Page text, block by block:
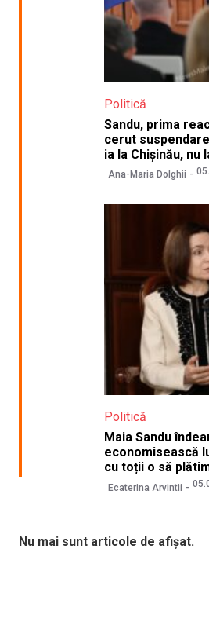
Politică
Sandu, prima
cerut
ia la Chișinău, nu
Ana-Maria Dolghii
Politică
Maia Sandu
economisească
cu toții o să
Ecaterina Arvintii
Nu mai sunt articole de afișat.